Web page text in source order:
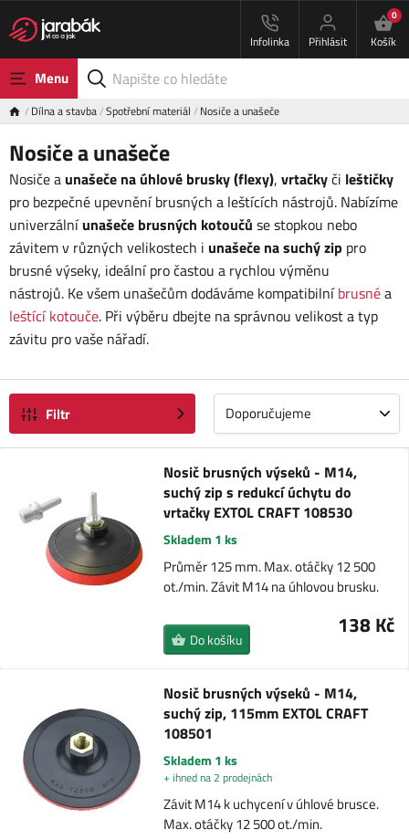
Infolinka Přihlásit
0
Košík
Menu
Dílna a stavba Spotřební materiál Nosiče a unašeče
Nosiče a unašeče
Nosiče a unašeče na úhlové brusky (flexy), vrtačkyči leštičky
pro bezpečné upevnění brusných a leštících nástrojů. Nabízíme
univerzálníunašeče brusných kotoučů se stopkou nebo
závitem v různých velikostech i unašeče na suchý zip pro
brusné výseky, ideální pro častou a rychlou výměnu
nástrojů. Ke všem unašečům dodáváme kompatibilníbrusnéa
leštící kotouče. Při výběru dbejte na správnou velikost a typ
závitu pro vaše nářadí.
Filtr Doporučujeme
Nosič brusných výseků - M14,
suchý zip s redukcí úchytu do
vrtačky EXTOL CRAFT 108530
Skladem 1 ks
Průměr 125 mm. Max. otáčky 12 500
ot./min. Závit M14 na úhlovou brusku.
138 Kč
Do košíku
Nosič brusných výseků - M14,
suchý zip, 115mm EXTOL CRAFT
108501
Skladem 1 ks
+ ihned na 2 prodejnách
Závit M14 k uchycení v úhlové brusce.
Max. otáčky 12 500 ot./min.